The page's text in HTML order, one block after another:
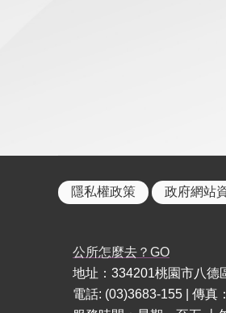
隱私權政策 政府網站
公所怎麼去？GO
地址：334201桃園市八德
電話: (03)3683-155 | 傳真